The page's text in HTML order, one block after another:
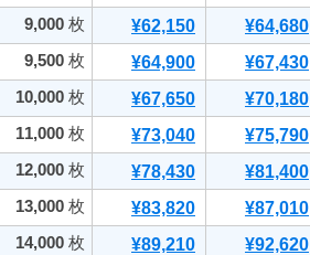
9,000 枚 ¥62,150 ¥64,680
9,500 枚 ¥64,900 ¥67,430
10,000 枚 ¥67,650 ¥70,180
11,000 枚 ¥73,040 ¥75,790
12,000 枚 ¥78,430 ¥81,400
13,000 枚 ¥83,820 ¥87,010
14,000 枚 ¥89,210 ¥92,620